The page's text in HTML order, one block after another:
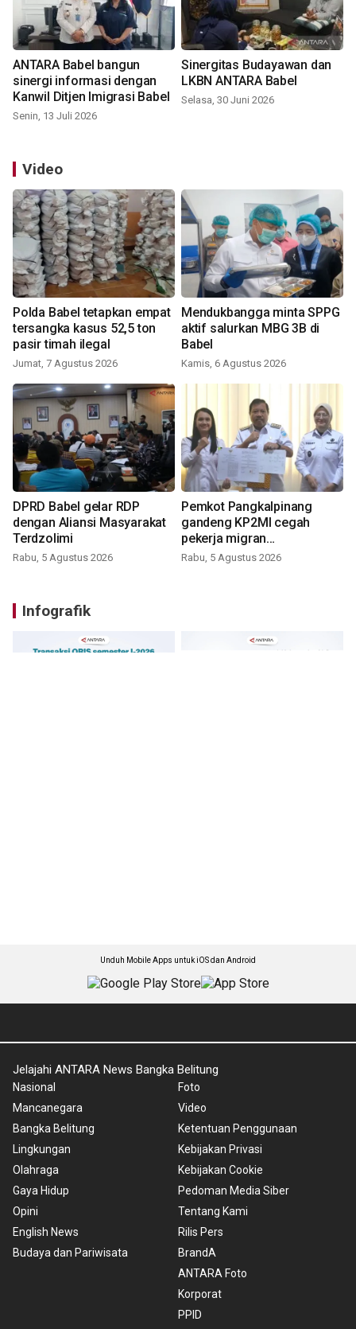
ANTARA Babel bangun
sinergi informasi dengan
Kanwil Ditjen Imigrasi Babel
Senin, 13 Juli 2026
Sinergitas Budayawan dan
LKBN ANTARA Babel
Selasa, 30 Juni 2026
Video
Polda Babel tetapkan empat
tersangka kasus 52,5 ton
pasir timah ilegal
Jumat, 7 Agustus 2026
Mendukbangga minta SPPG
aktif salurkan MBG 3B di
Babel
Kamis, 6 Agustus 2026
DPRD Babel gelar RDP
dengan Aliansi Masyarakat
Terdzolimi
Rabu, 5 Agustus 2026
Pemkot Pangkalpinang
gandeng KP2MI cegah
pekerja migran
nonprosedural
Rabu, 5 Agustus 2026
Infografik
Unduh Mobile Apps untuk iOS dan Android
Jelajahi ANTARA News Bangka Belitung
Nasional
Mancanegara
Bangka Belitung
Lingkungan
Olahraga
Gaya Hidup
Opini
English News
Budaya dan Pariwisata
Foto
Video
Ketentuan Penggunaan
Kebijakan Privasi
Kebijakan Cookie
Pedoman Media Siber
Tentang Kami
Rilis Pers
BrandA
ANTARA Foto
Korporat
PPID